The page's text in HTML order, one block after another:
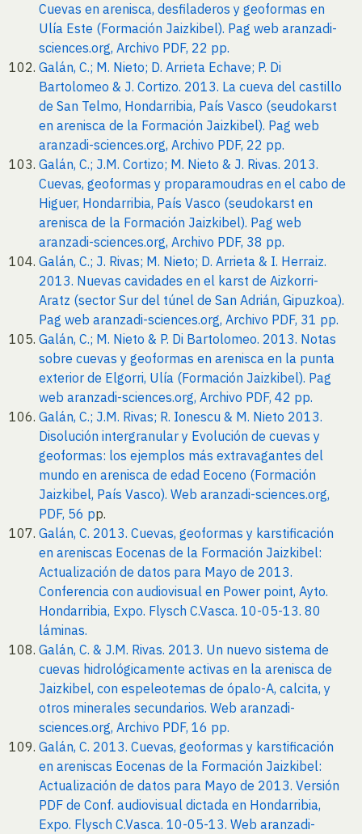
Cuevas en arenisca, desfiladeros y geoformas en
Ulía Este (Formación Jaizkibel). Pag web aranzadi-
sciences.org, Archivo PDF, 22 pp.
Galán, C.; M. Nieto; D. Arrieta Echave; P. Di
Bartolomeo & J. Cortizo. 2013. La cueva del castillo
de San Telmo, Hondarribia, País Vasco (seudokarst
en arenisca de la Formación Jaizkibel). Pag web
aranzadi-sciences.org, Archivo PDF, 22 pp.
Galán, C.; J.M. Cortizo; M. Nieto & J. Rivas. 2013.
Cuevas, geoformas y proparamoudras en el cabo de
Higuer, Hondarribia, País Vasco (seudokarst en
arenisca de la Formación Jaizkibel). Pag web
aranzadi-sciences.org, Archivo PDF, 38 pp.
Galán, C.; J. Rivas; M. Nieto; D. Arrieta & I. Herraiz.
2013. Nuevas cavidades en el karst de Aizkorri-
Aratz (sector Sur del túnel de San Adrián, Gipuzkoa).
Pag web aranzadi-sciences.org, Archivo PDF, 31 pp.
Galán, C.; M. Nieto & P. Di Bartolomeo. 2013. Notas
sobre cuevas y geoformas en arenisca en la punta
exterior de Elgorri, Ulía (Formación Jaizkibel). Pag
web aranzadi-sciences.org, Archivo PDF, 42 pp.
Galán, C.; J.M. Rivas; R. Ionescu & M. Nieto 2013.
Disolución intergranular y Evolución de cuevas y
geoformas: los ejemplos más extravagantes del
mundo en arenisca de edad Eoceno (Formación
Jaizkibel, País Vasco). Web aranzadi-sciences.org,
PDF, 56 pp.
Galán, C. 2013. Cuevas, geoformas y karstificación
en areniscas Eocenas de la Formación Jaizkibel:
Actualización de datos para Mayo de 2013.
Conferencia con audiovisual en Power point, Ayto.
Hondarribia, Expo. Flysch C.Vasca. 10-05-13. 80
láminas.
Galán, C. & J.M. Rivas. 2013. Un nuevo sistema de
cuevas hidrológicamente activas en la arenisca de
Jaizkibel, con espeleotemas de ópalo-A, calcita, y
otros minerales secundarios. Web aranzadi-
sciences.org, Archivo PDF, 16 pp.
Galán, C. 2013. Cuevas, geoformas y karstificación
en areniscas Eocenas de la Formación Jaizkibel:
Actualización de datos para Mayo de 2013. Versión
PDF de Conf. audiovisual dictada en Hondarribia,
Expo. Flysch C.Vasca. 10-05-13. Web aranzadi-